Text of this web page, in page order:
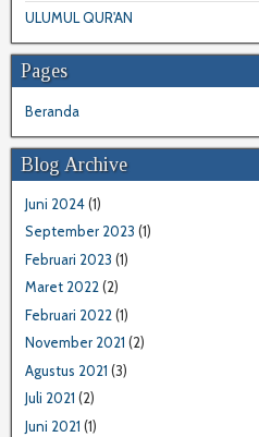
ULUMUL QUR'AN
Pages
Beranda
Blog Archive
Juni 2024(1)
September 2023 (1)
Februari 2023 (1)
Maret 2022 (2)
Februari 2022 (1)
November 2021 (2)
Agustus 2021 (3)
Juli 2021 (2)
Juni 2021 (1)